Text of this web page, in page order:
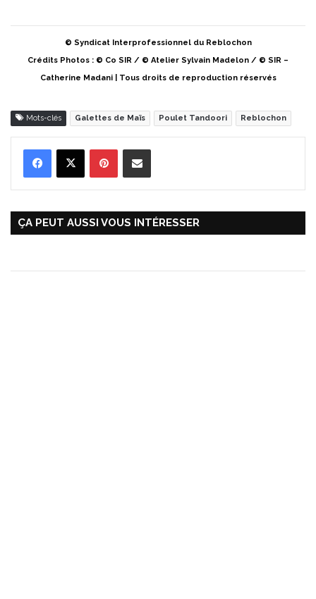
© Syndicat Interprofessionnel du Reblochon
Crédits Photos : © Co SIR / © Atelier Sylvain Madelon / © SIR –
Catherine Madani | Tous droits de reproduction réservés
Mots-clés Galettes de Maïs Poulet Tandoori Reblochon
ÇA PEUT AUSSI VOUS INTÉRESSER